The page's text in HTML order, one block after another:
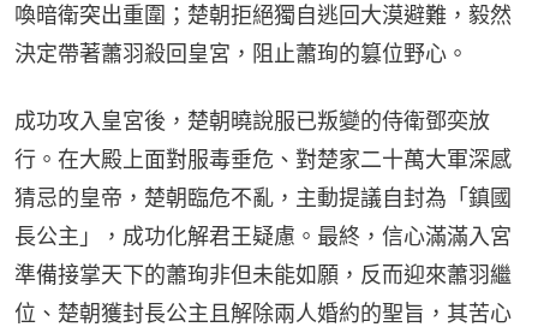
喚暗衛突出重圍；楚朝拒絕獨自逃回大漠避難，毅然
決定帶著蕭羽殺回皇宮，阻止蕭珣的篡位野心。
成功攻入皇宮後，楚朝曉說服已叛變的侍衛鄧奕放
行。在大殿上面對服毒垂危、對楚家二十萬大軍深感
猜忌的皇帝，楚朝臨危不亂，主動提議自封為「鎮國
長公主」，成功化解君王疑慮。最終，信心滿滿入宮
準備接掌天下的蕭珣非但未能如願，反而迎來蕭羽繼
位、楚朝獲封長公主且解除兩人婚約的聖旨，其苦心